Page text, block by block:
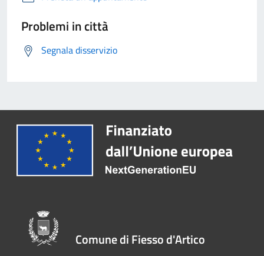
Problemi in città
Segnala disservizio
Comune di Fiesso d'Artico